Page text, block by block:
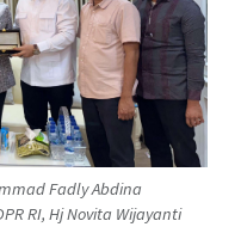
Fadly Abdina
RI, Hj Novita Wijayanti